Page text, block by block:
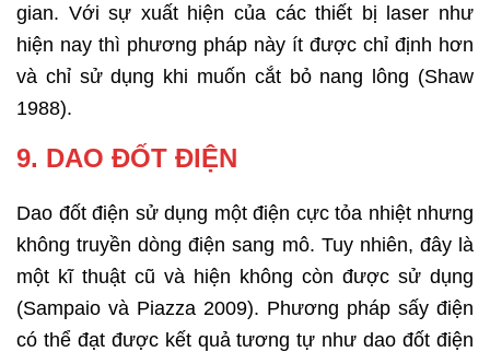
gian. Với sự xuất hiện của các thiết bị laser như
hiện nay thì phương pháp này ít được chỉ định hơn
và chỉ sử dụng khi muốn cắt bỏ nang lông (Shaw
1988).
9. DAO ĐỐT ĐIỆN
Dao đốt điện sử dụng một điện cực tỏa nhiệt nhưng
không truyền dòng điện sang mô. Tuy nhiên, đây là
một kĩ thuật cũ và hiện không còn được sử dụng
(Sampaio và Piazza 2009). Phương pháp sấy điện
có thể đạt được kết quả tương tự như dao đốt điện